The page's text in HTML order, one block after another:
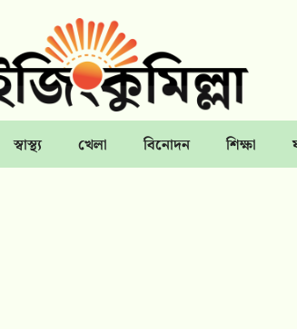
স্বাস্থ্য খেলা বিনোদন শিক্ষা